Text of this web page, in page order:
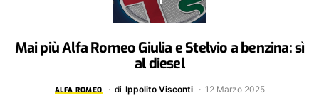
Mai più Alfa Romeo Giulia e Stelvio a benzina: sì
al diesel
ALFA ROMEO di Ippolito Visconti 12 Marzo 2025